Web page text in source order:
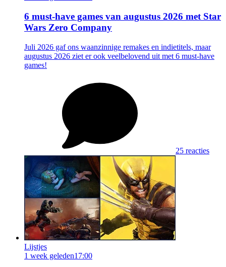
6 must-have games van augustus 2026 met Star
Wars Zero Company
Juli 2026 gaf ons waanzinnige remakes en indietitels, maar
augustus 2026 ziet er ook veelbelovend uit met 6 must-have
games!
25 reacties
Lijstjes
1 week geleden17:00